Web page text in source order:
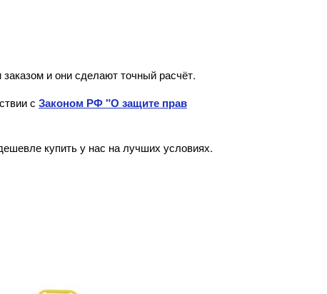
и они сделают точный расчёт.
с Законом РФ "О защите прав
купить у нас на лучших условиях.